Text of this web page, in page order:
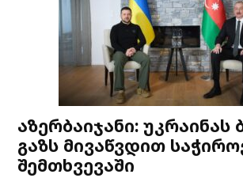
აზერბაიჯანი: უკრაინას
გაზს მივაწვდით
შემთხვევაში